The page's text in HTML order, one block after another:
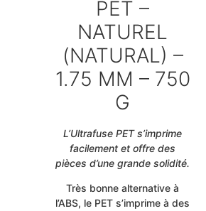
PET –
NATUREL
(NATURAL) –
1.75 MM – 750
G
L’Ultrafuse PET s’imprime
facilement et offre des
pièces d’une grande solidité.
Très bonne alternative à
l’ABS, le PET s’imprime à des